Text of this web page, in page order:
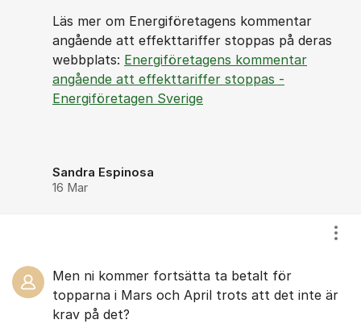
Läs mer om Energiföretagens kommentar
angående att effekttariffer stoppas på deras
webbplats: Energiföretagens kommentar
angående att effekttariffer stoppas -
Energiföretagen Sverige
Sandra Espinosa
16 Mar
Men ni kommer fortsätta ta betalt för
topparna i Mars och April trots att det inte är
krav på det?